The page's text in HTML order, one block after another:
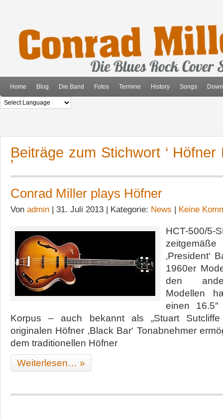
Home Blog Die Band Fotos Termine History Songs
Beiträge zum Stichwort ‘
’
Conrad Miller plays Höfner
Von admin | 31. Juli 2013 | Kategorie: News | Keine
HCT-
‚President‘
1960er
den
Modellen
einen 16.5″
Korpus – auch bekannt als „Stuart
originalen Höfner ‚Black Bar‘ Tonabnehmer
dem traditionellen Höfner
Weiterlesen… »